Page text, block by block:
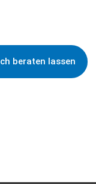
beraten lassen